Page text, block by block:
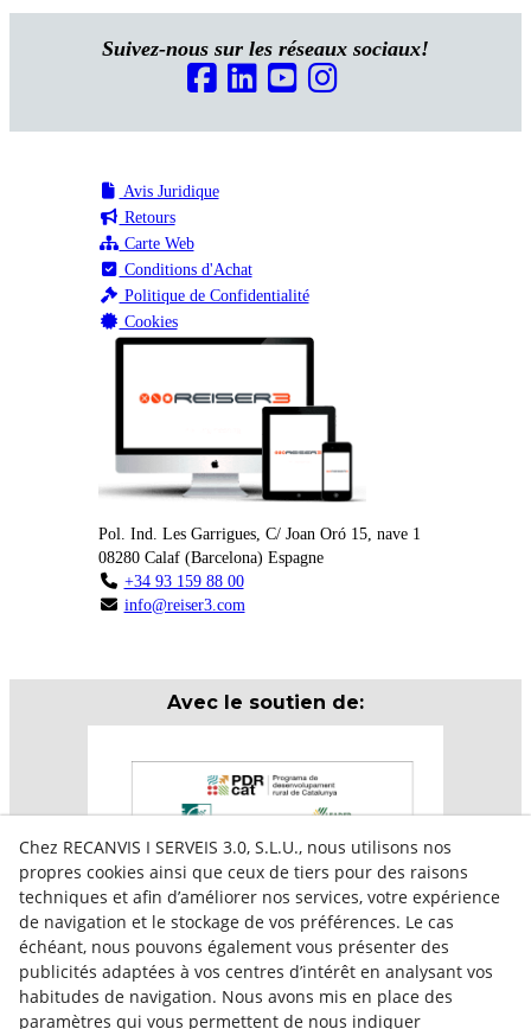
Suivez-nous sur les réseaux sociaux!
Avis Juridique
Retours
Carte Web
Conditions d'Achat
Politique de Confidentialité
Cookies
Pol. Ind. Les Garrigues, C/ Joan Oró 15, nave 1
08280 Calaf (Barcelona) Espagne
+34 93 159 88 00
info@reiser3.com
Avec le soutien de:
Chez RECANVIS I SERVEIS 3.0, S.L.U., nous utilisons nos
propres cookies ainsi que ceux de tiers pour des raisons
techniques et afin d’améliorer nos services, votre expérience
de navigation et le stockage de vos préférences. Le cas
échéant, nous pouvons également vous présenter des
publicités adaptées à vos centres d’intérêt en analysant vos
habitudes de navigation. Nous avons mis en place des
paramètres qui vous permettent de nous indiquer